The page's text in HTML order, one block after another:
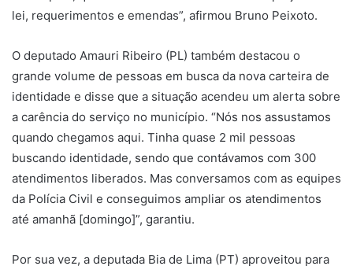
lei, requerimentos e emendas”, afirmou Bruno Peixoto.
O deputado Amauri Ribeiro (PL) também destacou o
grande volume de pessoas em busca da nova carteira de
identidade e disse que a situação acendeu um alerta sobre
a carência do serviço no município. “Nós nos assustamos
quando chegamos aqui. Tinha quase 2 mil pessoas
buscando identidade, sendo que contávamos com 300
atendimentos liberados. Mas conversamos com as equipes
da Polícia Civil e conseguimos ampliar os atendimentos
até amanhã [domingo]”, garantiu.
Por sua vez, a deputada Bia de Lima (PT) aproveitou para